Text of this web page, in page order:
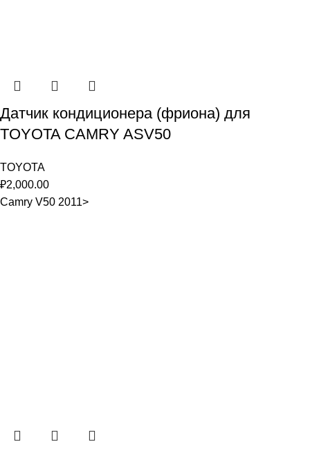
Датчик кондиционера (фриона) для
TOYOTA CAMRY ASV50
TOYOTA
₽2,000.00
Camry V50 2011>